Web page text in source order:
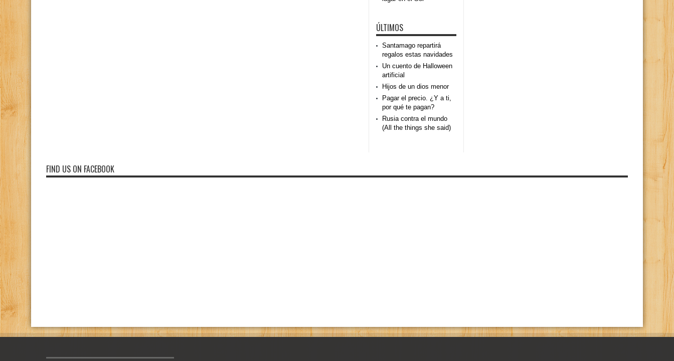
ÚLTIMOS
Santamago repartirá
regalos estas navidades
Un cuento de Halloween
artificial
Hijos de un dios menor
Pagar el precio. ¿Y a ti,
por qué te pagan?
Rusia contra el mundo
(All the things she said)
FIND US ON FACEBOOK